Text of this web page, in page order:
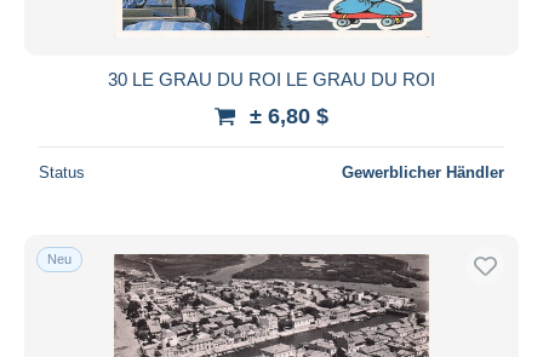
30 LE GRAU DU ROI LE GRAU DU ROI
± 6,80 $
Status Gewerblicher Händler
Neu